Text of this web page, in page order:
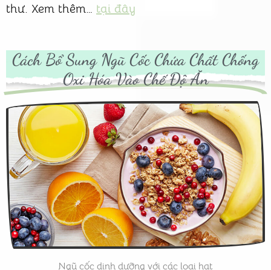
thư. Xem thêm… tại đây
Cách Bổ Sung Ngũ Cốc Chứa Chất Chống
Oxi Hóa Vào Chế Độ Ăn
Ngũ cốc dinh dưỡng với các loại hạt